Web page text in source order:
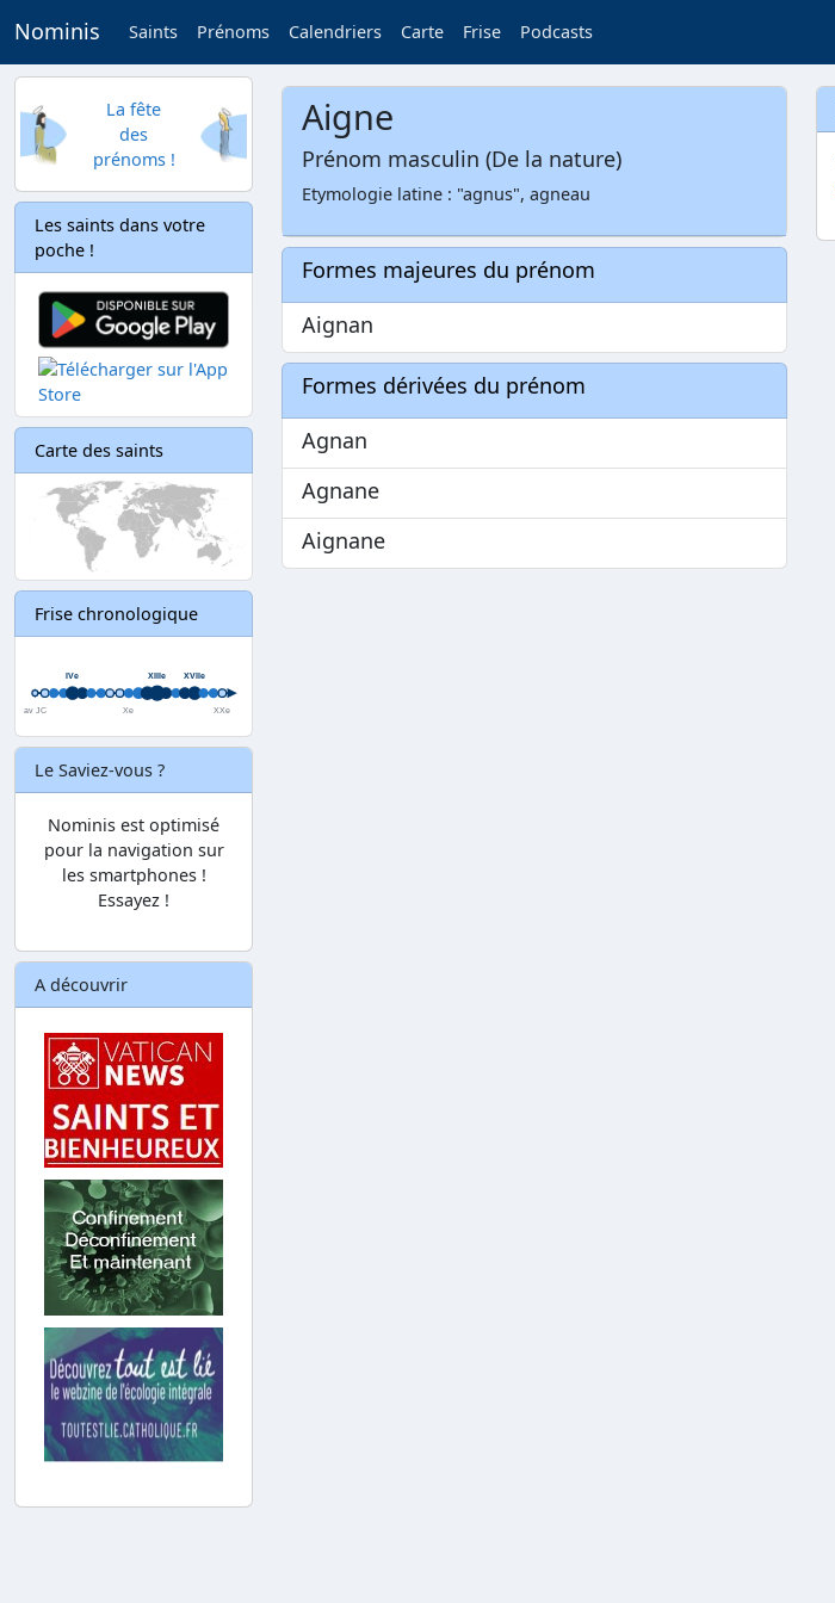
Nominis Saints Prénoms Calendriers Carte Frise Podcasts
La fête
des
prénoms !
Les saints dans votre
poche !
Carte des saints
Frise chronologique
Le Saviez-vous ?
Nominis est optimisé
pour la navigation sur
les smartphones !
Essayez !
A découvrir
Aigne
Prénom masculin (De la nature)
Etymologie latine : "agnus", agneau
Formes majeures du prénom
Aignan
Formes dérivées du prénom
Agnan
Agnane
Aignane